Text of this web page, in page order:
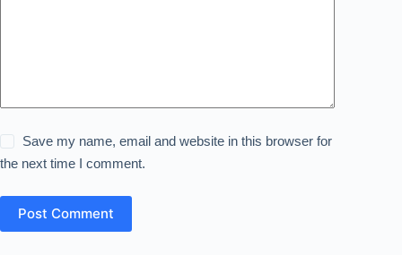
Save my name, email and website in this browser for
the next time I comment.
Post Comment